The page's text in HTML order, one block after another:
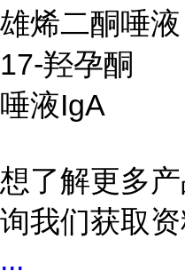
雄烯二酮唾液
17-羟孕酮
唾液IgA
想了解更多
询我们获取资
...